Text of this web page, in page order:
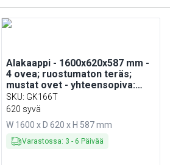
Alakaappi - 1600x620x587 mm -
4 ovea; ruostumaton teräs;
mustat ovet - yhteensopiva:
MARIO 700 -sarja
SKU: GK166T
620 syvä
W 1600 x D 620 x H 587 mm
Varastossa: 3 - 6 Päivää